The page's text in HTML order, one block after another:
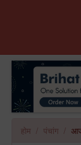
होम पंचांग